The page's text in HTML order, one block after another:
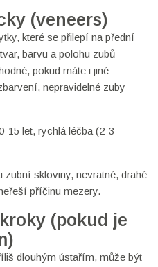
(veneers)
které se přilepí na přední
barvu a polohu zubů -
pokud máte i jiné
nepravidelné zuby
15 let, rychlá léčba (2-3
skloviny, nevratné, drahé
příčinu mezery.
(pokud je
dlouhým ústařím, může být